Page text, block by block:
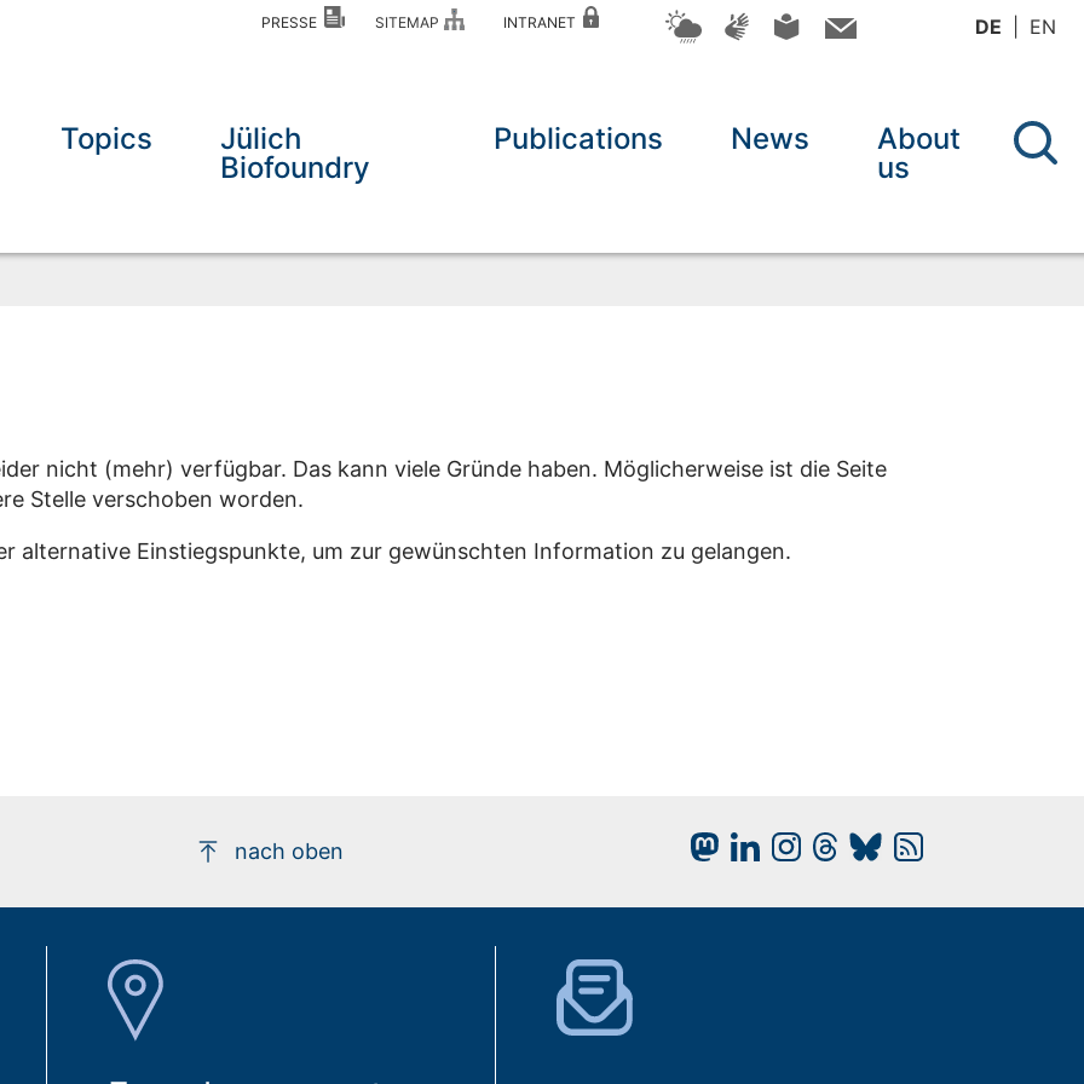
PRESSE SITEMAP INTRANET DE EN
Topics
Jülich
Biofoundry
Publications News
About
us
nicht (mehr) verfügbar. Das kann viele Gründe haben. Möglicherweise ist die Seite
Stelle verschoben worden.
alternative Einstiegspunkte, um zur gewünschten Information zu gelangen.
nach oben